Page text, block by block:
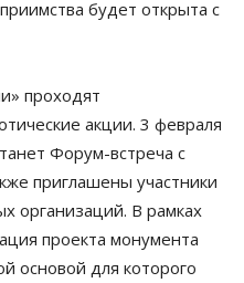
будет открыта с
проходят
акции. 3 февраля
Форум-встреча с
приглашены участники
организаций. В рамках
проекта монумента
основой для которого